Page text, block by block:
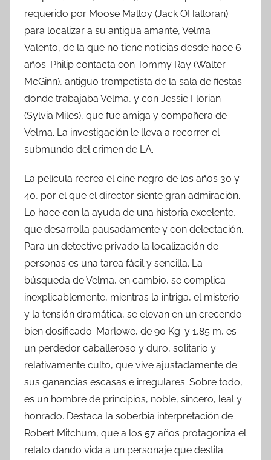
requerido por Moose Malloy (Jack OHalloran)
para localizar a su antigua amante, Velma
Valento, de la que no tiene noticias desde hace 6
años. Philip contacta con Tommy Ray (Walter
McGinn), antiguo trompetista de la sala de fiestas
donde trabajaba Velma, y con Jessie Florian
(Sylvia Miles), que fue amiga y compañera de
Velma. La investigación le lleva a recorrer el
submundo del crimen de LA.
La película recrea el cine negro de los años 30 y
40, por el que el director siente gran admiración.
Lo hace con la ayuda de una historia excelente,
que desarrolla pausadamente y con delectación.
Para un detective privado la localización de
personas es una tarea fácil y sencilla. La
búsqueda de Velma, en cambio, se complica
inexplicablemente, mientras la intriga, el misterio
y la tensión dramática, se elevan en un crecendo
bien dosificado. Marlowe, de 90 Kg. y 1,85 m, es
un perdedor caballeroso y duro, solitario y
relativamente culto, que vive ajustadamente de
sus ganancias escasas e irregulares. Sobre todo,
es un hombre de principios, noble, sincero, leal y
honrado. Destaca la soberbia interpretación de
Robert Mitchum, que a los 57 años protagoniza el
relato dando vida a un personaje que destila